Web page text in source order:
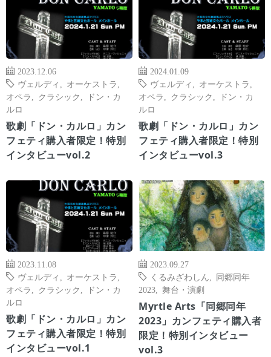
2023.12.06
ヴェルディ
オーケストラ
オペラ
クラシック
ドン・カ
ルロ
歌劇「ドン・カルロ」カン
フェティ購入者限定！特別
インタビューvol.2
2024.01.09
ヴェルディ
オーケストラ
オペラ
クラシック
ドン・カ
ルロ
歌劇「ドン・カルロ」カン
フェティ購入者限定！特別
インタビューvol.3
2023.11.08
ヴェルディ
オーケストラ
オペラ
クラシック
ドン・カ
ルロ
歌劇「ドン・カルロ」カン
フェティ購入者限定！特別
インタビューvol.1
2023.09.27
くるみざわしん
同郷同年
2023
舞台・演劇
Myrtle Arts「同郷同年
2023」カンフェティ購入者
限定！特別インタビュー
vol.3